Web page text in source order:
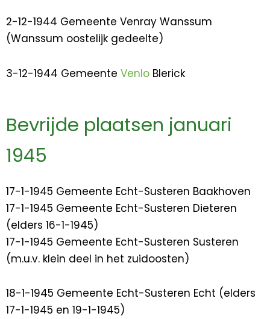
2-12-1944 Gemeente Venray Wanssum
(Wanssum oostelijk gedeelte)
3-12-1944 Gemeente Venlo Blerick
Bevrijde plaatsen januari
1945
17-1-1945 Gemeente Echt-Susteren Baakhoven
17-1-1945 Gemeente Echt-Susteren Dieteren
(elders 16-1-1945)
17-1-1945 Gemeente Echt-Susteren Susteren
(m.u.v. klein deel in het zuidoosten)
18-1-1945 Gemeente Echt-Susteren Echt (elders
17-1-1945 en 19-1-1945)